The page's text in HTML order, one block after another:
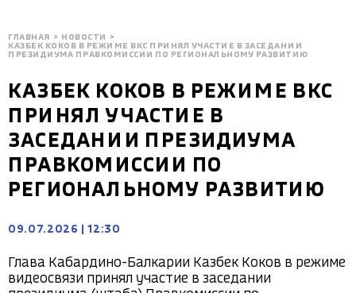
ГЛАВНАЯ > НОВОСТИ
>
КАЗБЕК КОКОВ В РЕЖИМЕ ВКС ПРИНЯЛ УЧАСТИЕ В ЗАСЕДАНИИ
ПРЕЗИДИУМА ПРАВКОМИССИИ ПО РЕГИОНАЛЬНОМУ РАЗВИТИЮ
КАЗБЕК КОКОВ В РЕЖИМЕ ВКС
ПРИНЯЛ УЧАСТИЕ В
ЗАСЕДАНИИ ПРЕЗИДИУМА
ПРАВКОМИССИИ ПО
РЕГИОНАЛЬНОМУ РАЗВИТИЮ
09.07.2026 12:30
Глава Кабардино-Балкарии Казбек Коков в режиме
видеосвязи принял участие в заседании